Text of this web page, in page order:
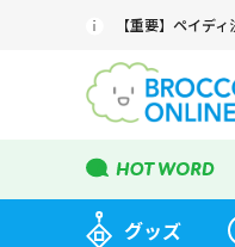
【重要】ペイデ
グッズ